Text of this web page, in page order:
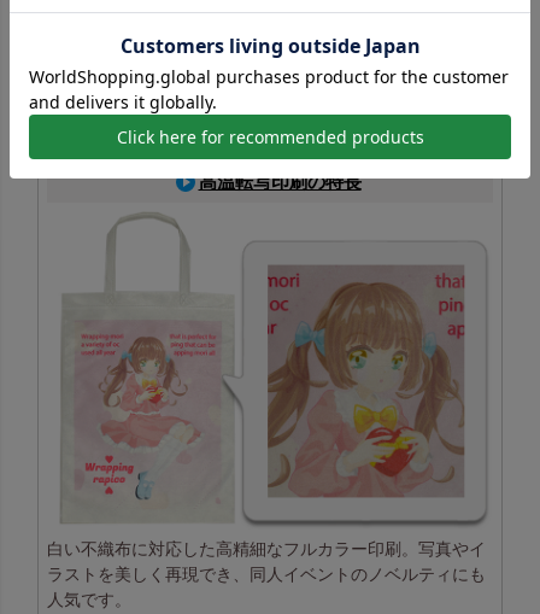
ラー表現が可能。写真やイラストも鮮やかに再現でき、イ
ベント配布にも最適
コピー転写印刷一覧はこちら
高温転写印刷の特長
白い不織布に対応した高精細なフルカラー印刷。写真やイ
ラストを美しく再現でき、同人イベントのノベルティにも
人気です。